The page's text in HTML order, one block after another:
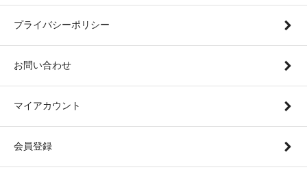
プライバシーポリシー
お問い合わせ
マイアカウント
会員登録